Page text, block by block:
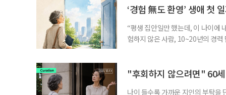
기 때문이다. 지난 3일 발표된 세제
‘경험 無도 환영’ 생애 첫
“평생 집안일만 했는데, 이 나이에
험하지 않은 사람, 10~20년의 경력
경험이 풍부한 고령자는 중요한
"후회하지 않으려면" 60
나이 들수록 가까운 지인의 부탁을